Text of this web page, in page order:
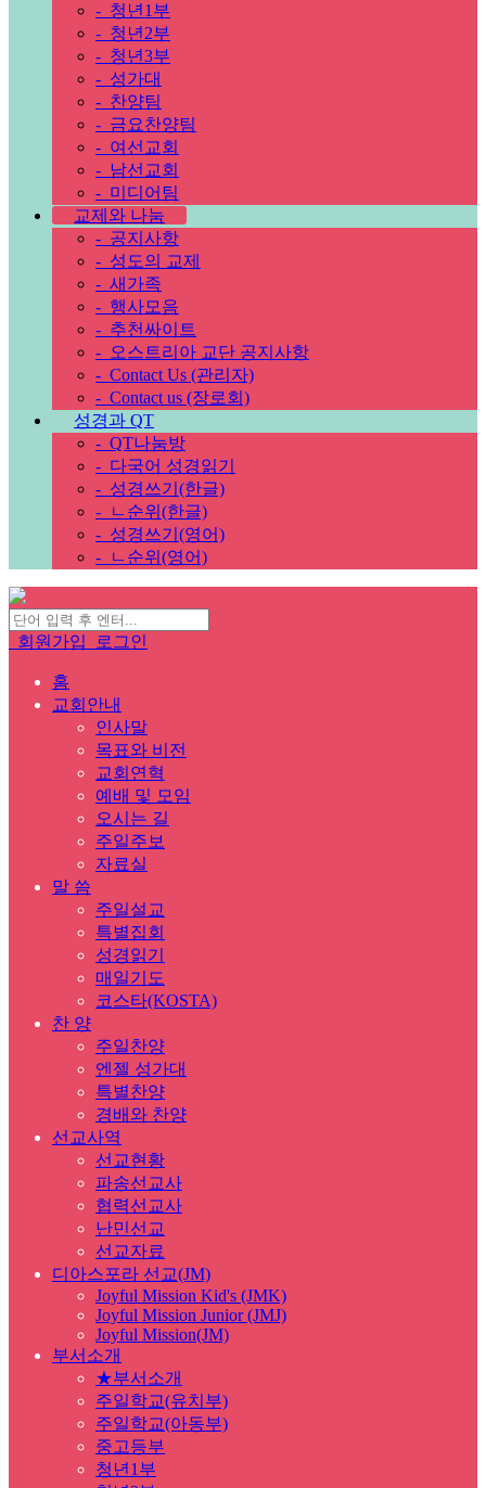
- 청년1부
- 청년2부
- 청년3부
- 성가대
- 찬양팀
- 금요찬양팀
- 여선교회
- 남선교회
- 미디어팀
교제와 나눔
- 공지사항
- 성도의 교제
- 새가족
- 행사모음
- 추천싸이트
- 오스트리아 교단 공지사항
- Contact Us (관리자)
- Contact us (장로회)
성경과 QT
- QT나눔방
- 다국어 성경읽기
- 성경쓰기(한글)
-
ㄴ순위(한글)
- 성경쓰기(영어)
-
ㄴ순위(영어)
회원가입 로그인
홈
교회안내
인사말
목표와 비전
교회연혁
예배 및 모임
오시는 길
주일주보
자료실
말 씀
주일설교
특별집회
성경읽기
매일기도
코스타(KOSTA)
찬 양
주일찬양
엔젤 성가대
특별찬양
경배와 찬양
선교사역
선교현황
파송선교사
협력선교사
난민선교
선교자료
디아스포라 선교(JM)
Joyful Mission Kid's (JMK)
Joyful Mission Junior (JMJ)
Joyful Mission(JM)
부서소개
★부서소개
주일학교(유치부)
주일학교(아동부)
중고등부
청년1부